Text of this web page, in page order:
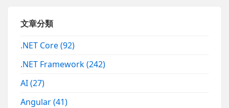
文章分類
.NET Core(92)
.NET Framework(242)
AI(27)
Angular(41)